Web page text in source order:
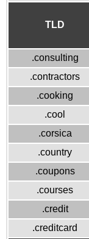
TLD
.consulting
.contractors
.cooking
.cool
.corsica
.country
.coupons
.courses
.credit
.creditcard